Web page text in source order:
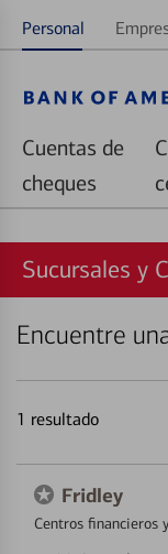
Personal
Cuentas de
cheques
Sucursales y
Encuentre
1 resultado
Fridley
Centros financieros